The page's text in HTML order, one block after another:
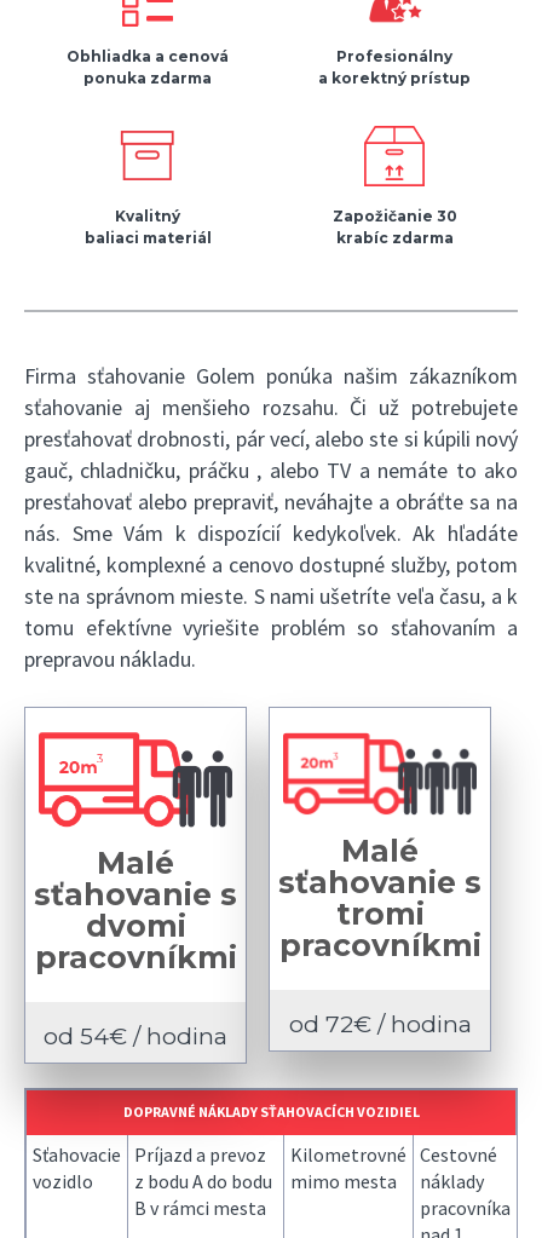
Obhliadka a cenová
ponuka zdarma
Profesionálny
a korektný prístup
Kvalitný
baliaci materiál
Zapožičanie 30
krabíc zdarma
Firma sťahovanie Golem ponúka našim zákazníkom
sťahovanie aj menšieho rozsahu. Či už potrebujete
presťahovať drobnosti, pár vecí, alebo ste si kúpili nový
gauč, chladničku, práčku , alebo TV a nemáte to ako
presťahovať alebo prepraviť, neváhajte a obráťte sa na
nás. Sme Vám k dispozícií kedykoľvek. Ak hľadáte
kvalitné, komplexné a cenovo dostupné služby, potom
ste na správnom mieste. S nami ušetríte veľa času, a k
tomu efektívne vyriešite problém so sťahovaním a
prepravou nákladu.
Malé
sťahovanie s
dvomi
pracovníkmi
od 54€ / hodina
Malé
sťahovanie s
tromi
pracovníkmi
od 72€ / hodina
DOPRAVNÉ NÁKLADY SŤAHOVACÍCH VOZIDIEL
Sťahovacie
vozidlo
Príjazd a prevoz
z bodu A do bodu
B v rámci mesta
Kilometrovné
mimo mesta
Cestovné
náklady
pracovníka